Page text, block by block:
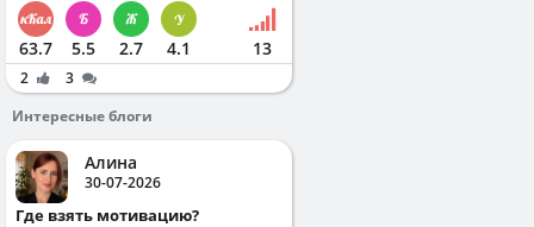
63.7 5.5 2.7 4.1 13
2
3
Интересные блоги
Алина
30-07-2026
Где взять мотивацию?